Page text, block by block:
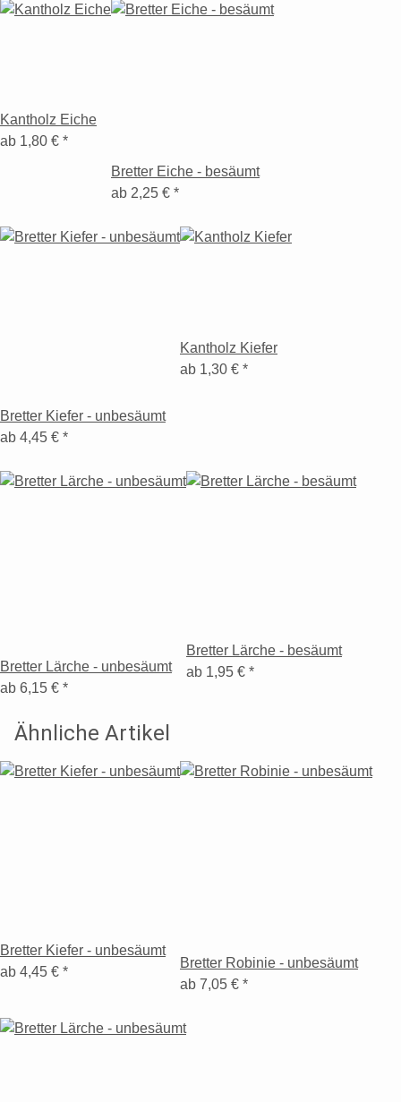
Kantholz Eiche
ab 1,80 € *
Bretter Eiche - besäumt
ab 2,25 € *
Bretter Kiefer - unbesäumt
ab 4,45 € *
Kantholz Kiefer
ab 1,30 € *
Bretter Lärche - unbesäumt
ab 6,15 € *
Bretter Lärche - besäumt
ab 1,95 € *
Ähnliche Artikel
Bretter Kiefer - unbesäumt
ab 4,45 € *
Bretter Robinie - unbesäumt
ab 7,05 € *